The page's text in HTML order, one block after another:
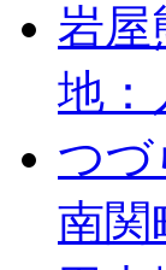
岩
地：
つ
南関